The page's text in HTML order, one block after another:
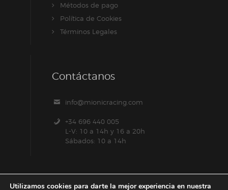
Métodos de pago
Política de Cookies
Términos Legales
Contáctanos
info@mionicracing.com
+34 696 440 005
L-V: 10 a 14h y 16 a 20h
Sábados: 10 a 14h
Utilizamos cookies para darte la mejor experiencia en nuestra